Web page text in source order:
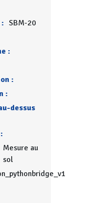
SBM-20
:
:
:
dessus
Mesure au
sol